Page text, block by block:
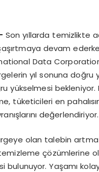
Son yıllarda temizlikte
devam
Data
yıl sonuna doğru
yükselmesi bekleniyor.
tüketicileri en
değerlendiriyor.
olan talebin artma
çözümlerine
Yaşamı